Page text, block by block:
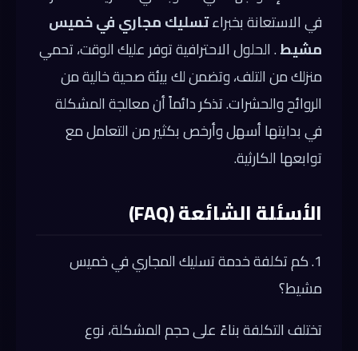
في الاستعانة بخبراءتسليك مجاري في خميس
مشيط. الحلول الاحترافية توفر عليك الوقت، تحمي
منزلك من التلف، وتضمن لك بيئة صحية خالية من
الروائح والحشرات. تذكر دائماً أن معالجة المشكلة
في بدايتها أسهل وأرخص بكثير من التعامل مع
توابعها الكارثية.
الأسئلة الشائعة (FAQ)
1. كم تكلفة خدمة تسليك المجاري في خميس
مشيط؟
تختلف التكلفة بناءً على حجم المشكلة، نوع